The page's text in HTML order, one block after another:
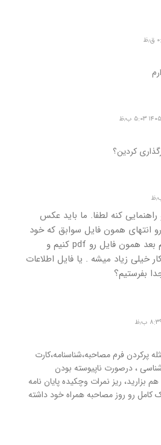
کردین؟
کنه لطفا. ما باید عکس
انتهای همون فایل سوابق که خود
سایت گذاشته ،قرار بدیم بعد همون فایل رو pdf کنیم و
خیلی زیاد میشه . یا فایل اطلاعات
بفرستیم؟
پرکردن فرم مصاحبه،شناسنامه،کارت
، درصورت ناپیوسته بودن
بزارید، ریز نمرات وچکیده پایان نامه
کامل رو روز مصاحبه همراه خود داشته